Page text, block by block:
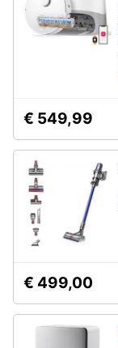
cucire
professionali
tutti
Elettrodomestici
offerta
offerta
Lavatrici
€ 549,99
€ 499,00